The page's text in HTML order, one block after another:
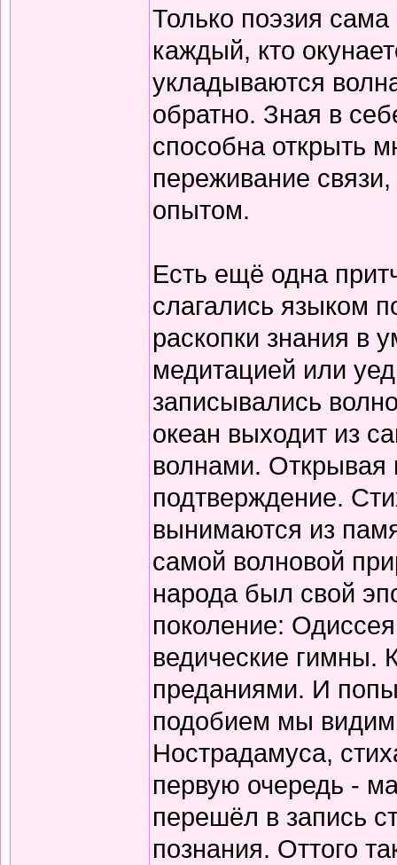
Только поэзия
каждый, кто
укладываются
обратно. Зная в
способна открыть
переживание связи,
опытом.
Есть ещё одна
слагались языком
раскопки знания в
медитацией или
записывались
океан выходит из
волнами. Открывая
подтверждение.
вынимаются из
самой волновой
народа был свой
поколение:
ведические гимны.
преданиями. И
подобием мы видим
Нострадамуса,
первую очередь -
перешёл в запись
познания. Оттого